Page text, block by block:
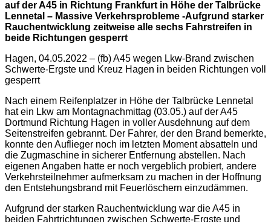
auf der A45 in Richtung Frankfurt in Höhe der Talbrücke
Lennetal – Massive Verkehrsprobleme -Aufgrund starker
Rauchentwicklung zeitweise alle sechs Fahrstreifen in
beide Richtungen gesperrt
Hagen, 04.05.2022 – (fb) A45 wegen Lkw-Brand zwischen
Schwerte-Ergste und Kreuz Hagen in beiden Richtungen voll
gesperrt
Nach einem Reifenplatzer in Höhe der Talbrücke Lennetal
hat ein Lkw am Montagnachmittag (03.05.) auf der A45
Dortmund Richtung Hagen in voller Ausdehnung auf dem
Seitenstreifen gebrannt. Der Fahrer, der den Brand bemerkte,
konnte den Auflieger noch im letzten Moment absatteln und
die Zugmaschine in sicherer Entfernung abstellen. Nach
eigenen Angaben hatte er noch vergeblich probiert, andere
Verkehrsteilnehmer aufmerksam zu machen in der Hoffnung
den Entstehungsbrand mit Feuerlöschern einzudämmen.
Aufgrund der starken Rauchentwicklung war die A45 in
beiden Fahrtrichtungen zwischen Schwerte-Ergste und